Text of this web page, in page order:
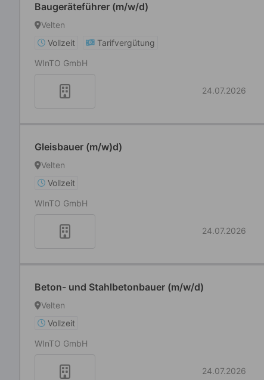
Baugeräteführer (m/w/d)
Velten
Vollzeit
Tarifvergütung
WInTO GmbH
24.07.2026
Gleisbauer (m/w)d)
Velten
Vollzeit
WInTO GmbH
24.07.2026
Beton- und Stahlbetonbauer (m/w/d)
Velten
Vollzeit
WInTO GmbH
24.07.2026